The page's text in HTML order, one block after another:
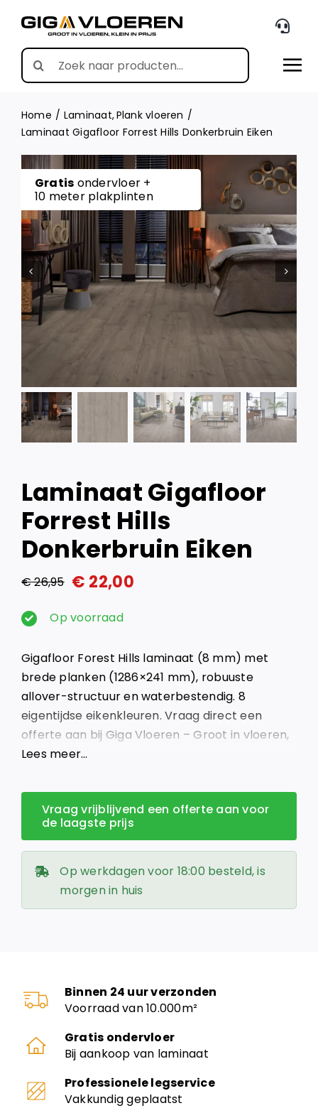
content
Search
for:
Home Laminaat Plank vloeren
Laminaat Gigafloor Forrest Hills Donkerbruin Eiken
Gratis ondervloer +
10 meter plakplinten
Laminaat Gigafloor
Forrest Hills
Donkerbruin Eiken
€26,95
Oorspronkelijke
prijs
€ 26,95.
€ 22,00
Huidige
prijs
€ 22,00.
Op voorraad
Gigafloor Forest Hills laminaat (8 mm) met
brede planken (1286×241 mm), robuuste
allover-structuur en waterbestendig. 8
eigentijdse eikenkleuren. Vraag direct een
offerte aan bij Giga Vloeren – Groot in vloeren,
klein in prijs.
Lees meer…
Vraag vrijblijvend een offerte aan voor
de laagste prijs
Op werkdagen voor 18:00 besteld, is
morgen in huis
Binnen 24 uur verzonden
Voorraad van 10.000m²
Gratis ondervloer
Bij aankoop van laminaat
Professionele legservice
Vakkundig geplaatst